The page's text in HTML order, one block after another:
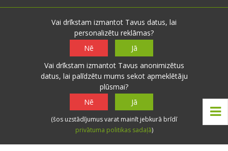
Seko mums
© 2026 meteolapa.lv. v2
Raksti· Galerijas· Radars·
laika apstākļi· Sazināties· Privātuma politika
Lietošanas noteikumi· Par mums
Vai drīkstam izmantot Tavus datus, lai
personalizētu reklāmas?
Nē
Jā
Vai drīkstam izmantot Tavus anonimizētus
datus, lai palīdzētu mums sekot apmeklētāju
plūsmai?
Nē
Jā
(šos uzstādījumus varat mainīt jebkurā brīdī
privātuma politikas sadaļā)